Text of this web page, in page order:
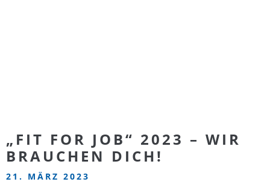
„FIT FOR JOB“ 2023 – WIR
BRAUCHEN DICH!
21. MÄRZ 2023